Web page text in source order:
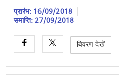
प्रारंभ: 16/09/2018
समाप्ति: 27/09/2018
विवरण देखें